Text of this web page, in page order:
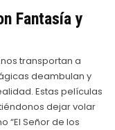
Fantasía y
transportan a
deambulan y
Estas películas
dejar volar
“El Señor de los